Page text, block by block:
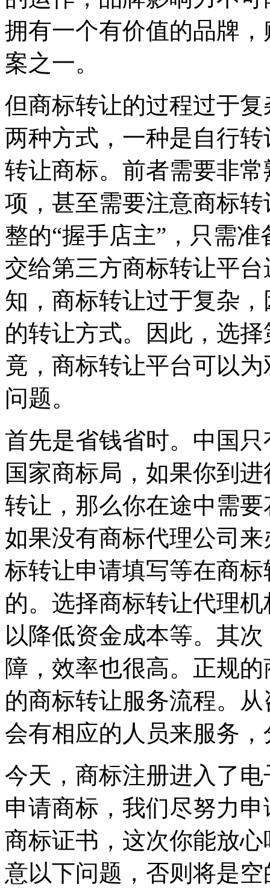
拥有一个有价值的品牌
案之一。
但商标转让的过程过于
两种方式，一种是自行
转让商标。前者需要非
项，甚至需要注意商标
整的“握手店主”，只需
交给第三方商标转让平
知，商标转让过于复杂
的转让方式。因此，选
竟，商标转让平台可以
问题。
首先是省钱省时。中国
国家商标局，如果你到
转让，那么你在途中需
如果没有商标代理公司
标转让申请填写等在商
的。选择商标转让代理
以降低资金成本等。其
障，效率也很高。正规
的商标转让服务流程。
会有相应的人员来服务
今天，商标注册进入了
申请商标，我们尽努力
商标证书，这次你能放
意以下问题，否则将是空